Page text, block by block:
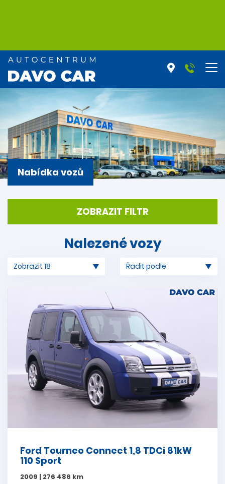
Nabídka vozů
ZOBRAZIT FILTR
Nalezené vozy
Ford Tourneo Connect 1,8 TDCi 81kW
110 Sport
2009 | 276 486 km